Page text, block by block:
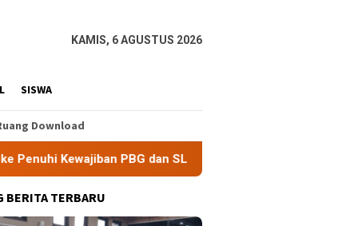
KAMIS, 6 AGUSTUS 2026
SISWA
Download
PBG dan SLF BEM Nusantara Priangan Timur
BERITA TERBARU